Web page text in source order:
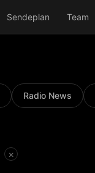
Sendeplan Team
Radio News
×